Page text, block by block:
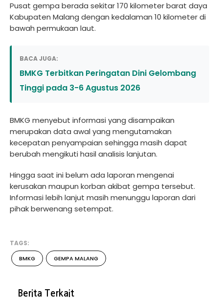
Pusat gempa berada sekitar 170 kilometer barat daya
Kabupaten Malang dengan kedalaman 10 kilometer di
bawah permukaan laut.
BACA JUGA:
BMKG Terbitkan Peringatan Dini Gelombang
Tinggi pada 3-6 Agustus 2026
BMKG menyebut informasi yang disampaikan
merupakan data awal yang mengutamakan
kecepatan penyampaian sehingga masih dapat
berubah mengikuti hasil analisis lanjutan.
Hingga saat ini belum ada laporan mengenai
kerusakan maupun korban akibat gempa tersebut.
Informasi lebih lanjut masih menunggu laporan dari
pihak berwenang setempat.
TAGS:
BMKG GEMPA MALANG
Berita Terkait